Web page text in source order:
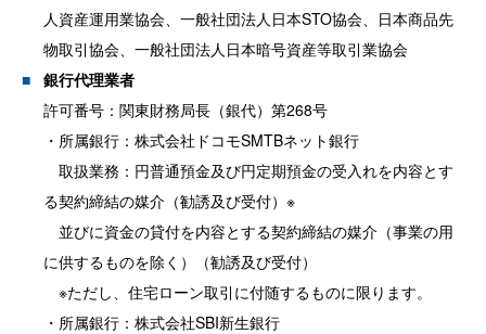
人資産運用業協会、一般社団法人日本STO協会、日本商品先
物取引協会、一般社団法人日本暗号資産等取引業協会
銀行代理業者
許可番号：関東財務局長（銀代）第268号
・所属銀行：株式会社ドコモSMTBネット銀行
取扱業務：円普通預金及び円定期預金の受入れを内容とす
る契約締結の媒介（勧誘及び受付）※
並びに資金の貸付を内容とする契約締結の媒介（事業の用
に供するものを除く）（勧誘及び受付）
※ただし、住宅ローン取引に付随するものに限ります。
・所属銀行：株式会社SBI新生銀行